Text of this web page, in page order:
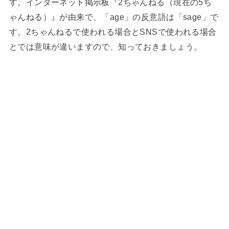
す。インターネット掲示板『2ちゃんねる（現在の5ち
ゃんねる）』が由来で、「age」の反意語は「sage」で
す。2ちゃんねるで使われる場合とSNSで使われる場合
とでは意味が違いますので、知っておきましょう。